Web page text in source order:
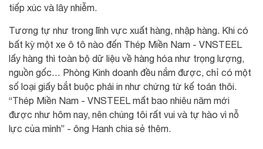
tiếp xúc và lây nhiễm.
Tương tự như trong lĩnh vực xuất hàng, nhập hàng. Khi có
bất kỳ một xe ô tô nào đến Thép Miền Nam - VNSTEEL
lấy hàng thì toàn bộ dữ liệu về hàng hóa như trọng lượng,
nguồn gốc… Phòng Kinh doanh đều nắm được, chỉ có một
số loại giấy bắt buộc phải in như chứng từ kế toán thôi.
“Thép Miền Nam - VNSTEEL mất bao nhiêu năm mới
được như hôm nay, nên chúng tôi rất vui và tự hào vì nỗ
lực của mình” - ông Hanh chia sẻ thêm.